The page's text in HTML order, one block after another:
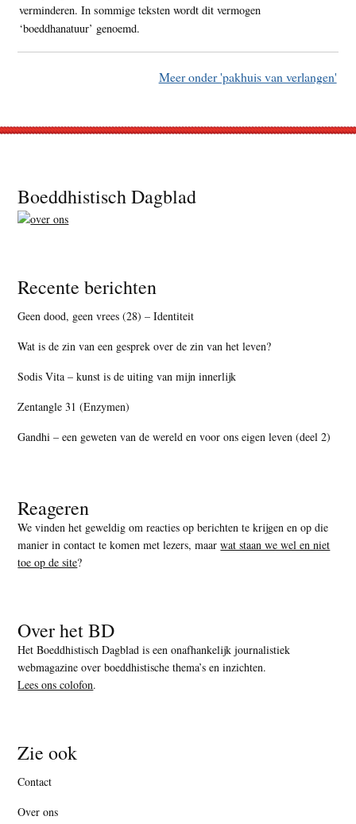
verminderen. In sommige teksten wordt dit vermogen
‘boeddhanatuur’ genoemd.
Meer onder 'pakhuis van verlangen'
Footer
Boeddhistisch Dagblad
Recente berichten
Geen dood, geen vrees (28) – Identiteit
Wat is de zin van een gesprek over de zin van het leven?
Sodis Vita – kunst is de uiting van mijn innerlijk
Zentangle 31 (Enzymen)
Gandhi – een geweten van de wereld en voor ons eigen leven (deel 2)
Reageren
We vinden het geweldig om reacties op berichten te krijgen en op die
manier in contact te komen met lezers, maarwat staan we wel en niet
toe op de site?
Over het BD
Het Boeddhistisch Dagblad is een onafhankelijk journalistiek
webmagazine over boeddhistische thema’s en inzichten.
Lees ons colofon.
Zie ook
Contact
Over ons